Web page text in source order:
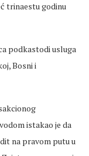
trinaestu godinu
podkastodi usluga
Bosni i
istakao je da
na pravom putu u